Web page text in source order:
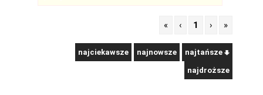
« ‹ 1 › »
najciekawsze najnowsze najtańsze
najdroższe